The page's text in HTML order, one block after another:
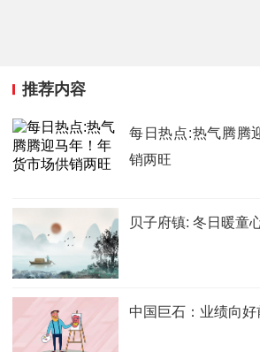
推荐内容
每日热点:热气腾腾
销两旺
贝子府镇: 冬日暖童
中国巨石：业绩向好